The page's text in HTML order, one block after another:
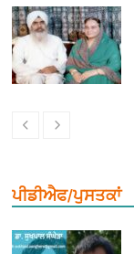
ਪੀਡੀਐਫ/ਪੁਸਤਕਾਂ